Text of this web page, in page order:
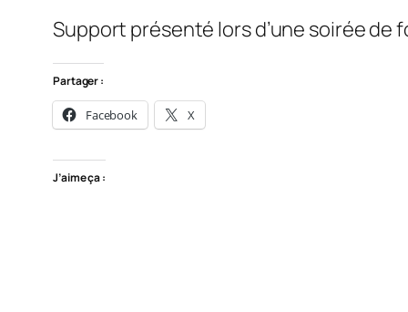
Support présenté lors d’une soirée de
Partager :
Facebook X
J’aime ça :